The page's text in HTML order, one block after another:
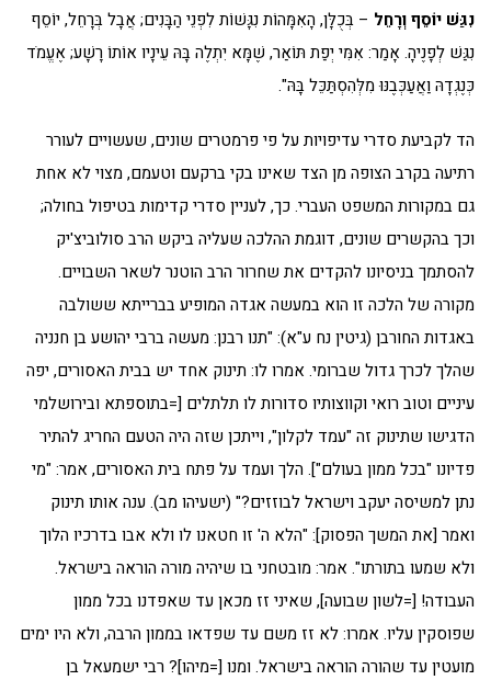
נִגַּשׁ יוֹסֵף וְרָחֵל – בְּכֻלָּן, הָאִמָּהוֹת נִגָּשׁוֹת לִפְנֵי הַבָּנִים; אֲבָל בְּרָחֵל, יוֹסֵף
נִגַּשׁ לְפָנֶיהָ. אָמַר: אִמִּי יְפַת תּוֹאַר, שֶׁמָּא יִתְלֶה בָּהּ עֵינָיו אוֹתוֹ רָשָׁע; אֶעֱמֹד
כְּנֶגְדָהּ וַאֲעַכְּבֶנּוּ מִלְּהִסְתַּכֵּל בָּהּ".
הד לקביעת סדרי עדיפויות על פי פרמטרים שונים, שעשויים לעורר
רתיעה בקרב הצופה מן הצד שאינו בקי ברקעם וטעמם, מצוי לא אחת
גם במקורות המשפט העברי. כך, לעניין סדרי קדימות בטיפול בחולה;
וכך בהקשרים שונים, דוגמת ההלכה שעליה ביקש הרב סולוביצ'יק
להסתמך בניסיונו להקדים את שחרור הרב הוטנר לשאר השבויים.
מקורה של הלכה זו הוא במעשה אגדה המופיע בברייתא ששולבה
באגדות החורבן (גיטין נח ע"א): "תנו רבנן: מעשה ברבי יהושע בן חנניה
שהלך לכרך גדול שברומי. אמרו לו: תינוק אחד יש בבית האסורים, יפה
עיניים וטוב רואי וקווצותיו סדורות לו תלתלים [=בתוספתא ובירושלמי
הדגישו שתינוק זה "עמד לקלון", וייתכן שזה היה הטעם החריג להתיר
פדיונו "בכל ממון בעולם"]. הלך ועמד על פתח בית האסורים, אמר: "מי
נתן למשיסה יעקב וישראל לבוזזים?" (ישעיהו מב). ענה אותו תינוק
ואמר [את המשך הפסוק]: "הלא ה' זו חטאנו לו ולא אבו בדרכיו הלוך
ולא שמעו בתורתו". אמר: מובטחני בו שיהיה מורה הוראה בישראל.
העבודה! [=לשון שבועה], שאיני זז מכאן עד שאפדנו בכל ממון
שפוסקין עליו. אמרו: לא זז משם עד שפדאו בממון הרבה, ולא היו ימים
מועטין עד שהורה הוראה בישראל. ומנו [=מיהו]? רבי ישמעאל בן